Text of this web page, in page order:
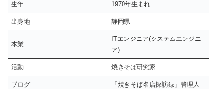
生年 1970年生まれ
出身地 静岡県
本業
ITエンジニア(システムエンジニ
ア)
活動 焼きそば研究家
ブログ 「焼きそば名店探訪録」管理人